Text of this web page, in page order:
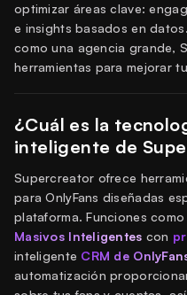
optimizar áreas clave:
e insights basados en
como una agencia grande,
herramientas para mejorar
¿Cuál es la
inteligente de
Supercreator ofrece
para OnlyFans diseñadas
plataforma. Funciones como
Masivos Inteligentes con
inteligente CRM de
automatización